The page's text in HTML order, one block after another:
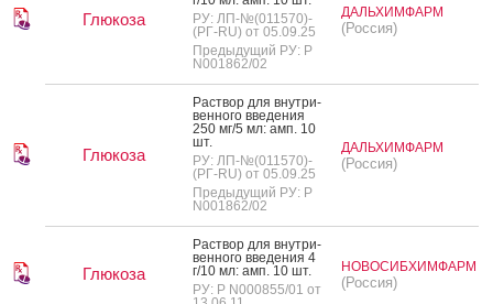
Глюкоза
РУ: ЛП-№(011570)-
(РГ-RU) от 05.09.25
Предыдущий РУ: Р
N001862/02
ДАЛЬХИМФАРМ
(Россия)
Глюкоза
Рас­твор для внут­ри­
вен­но­го вве­дения
250 мг/5 мл: амп. 10
шт.
РУ: ЛП-№(011570)-
(РГ-RU) от 05.09.25
Предыдущий РУ: Р
N001862/02
ДАЛЬХИМФАРМ
(Россия)
Глюкоза
Рас­твор для внут­ри­
вен­но­го вве­дения 4
г/10 мл: амп. 10 шт.
РУ: Р N000855/01 от
НОВОСИБХИМФАРМ
(Россия)